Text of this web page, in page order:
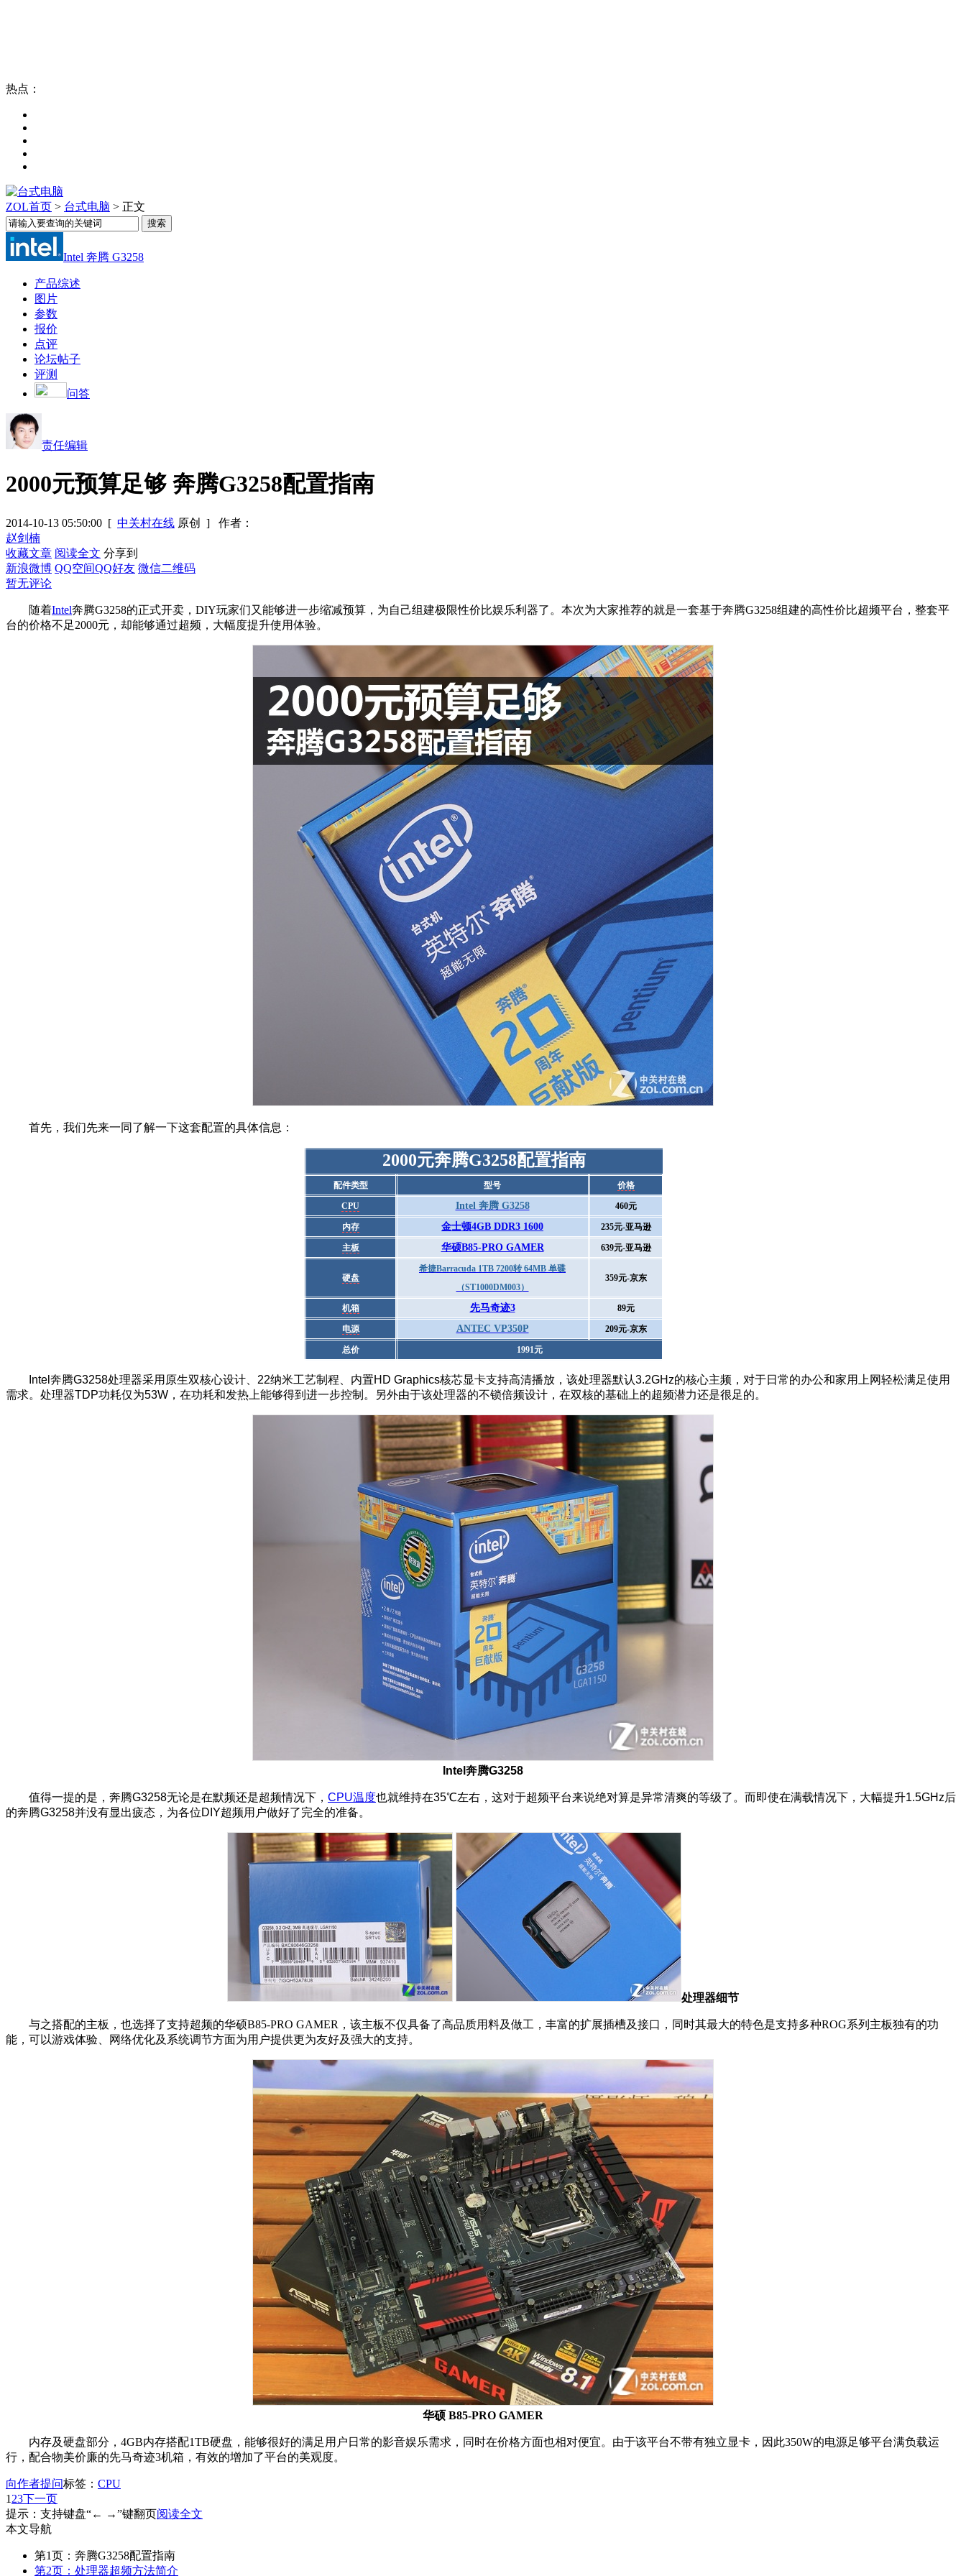
热点：
ZOL首页 > 台式电脑 > 正文
Intel 奔腾 G3258
产品综述
图片
参数
报价
点评
论坛帖子
评测
问答
责任编辑
2000元预算足够 奔腾G3258配置指南
2014-10-13 05:50:00 [ 中关村在线 原创 ]
作者：
赵剑楠
收藏文章 阅读全文 分享到
新浪微博 QQ空间QQ好友 微信二维码
暂无评论
随着Intel奔腾G3258的正式开卖，DIY玩家们又能够进一步缩减预算，为自己组建极限性价比娱乐利器了。本次为大家推荐的就是一套基于奔腾G3258组建的高性价比超频平台，整套平
台的价格不足2000元，却能够通过超频，大幅度提升使用体验。
首先，我们先来一同了解一下这套配置的具体信息：
2000元奔腾G3258配置指南
配件类型 型号 价格
CPU Intel 奔腾 G3258 460元
内存 金士顿4GB DDR3 1600 235元-亚马逊
主板 华硕B85-PRO GAMER 639元-亚马逊
硬盘
希捷Barracuda 1TB 7200转 64MB 单碟
（ST1000DM003）
359元-京东
机箱 先马奇迹3 89元
电源 ANTEC VP350P 209元-京东
总价 1991元
Intel 奔腾G3258处理器采用原生双核心设计、22纳米工艺制程、内置HD Graphics核芯显卡支持高清播放，该处理器默认3.2GHz的核心主频，对于日常的办公和家用上网轻松满足使用
需求。 处理器TDP功耗仅为53W，在功耗和发热上能够得到进一步控制。另外由于该处理器的不锁倍频设计，在双核的基础上的超频潜力还是很足的。
Intel 奔腾G3258
值得一提的是， 奔腾G3258无论是在默频还是超频情况下， CPU温度也就维持在35℃左右，这对于超频平台来说绝对算是异常清爽的等级了。而即使在满载情况下，大幅提升1.5GHz后
的奔腾G3258并没有显出疲态，为各位DIY超频用户做好了完全的准备。
处理器细节
与之搭配的主板，也选择了支持超频的华硕B85-PRO GAMER，该主板不仅具备了高品质用料及做工，丰富的扩展插槽及接口，同时其最大的特色是支持多种ROG系列主板独有的功
能，可以游戏体验、网络优化及系统调节方面为用户提供更为友好及强大的支持。
华硕 B85-PRO GAMER
内存及硬盘部分，4GB内存搭配1TB硬盘，能够很好的满足用户日常的影音娱乐需求，同时在价格方面也相对便宜。由于该平台不带有独立显卡，因此350W的电源足够平台满负载运
行，配合物美价廉的先马奇迹3机箱，有效的增加了平台的美观度。
向作者提问标签： CPU
1 23下一页
提示：支持键盘“← →”键翻页阅读全文
本文导航
第1页：奔腾G3258配置指南
第2页：处理器超频方法简介